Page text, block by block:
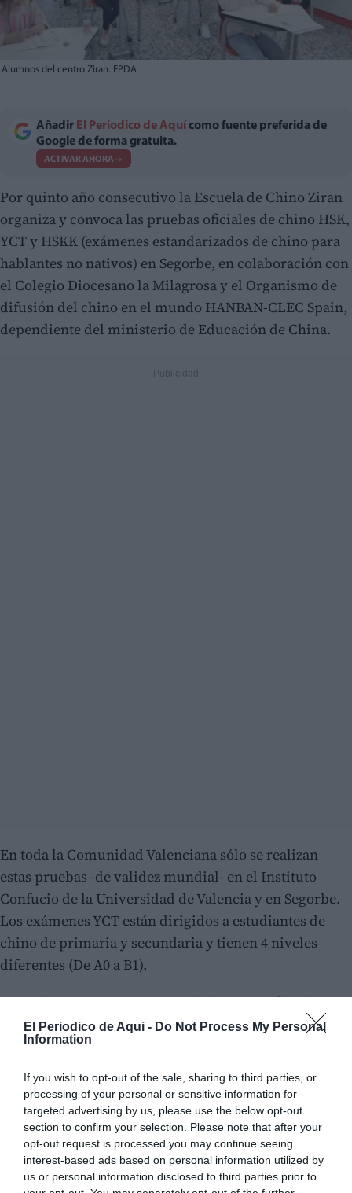
El Periodico de Aqui - Do Not Process My Personal
Information
If you wish to opt-out of the sale, sharing to third parties, or
processing of your personal or sensitive information for
targeted advertising by us, please use the below opt-out
section to confirm your selection. Please note that after your
opt-out request is processed you may continue seeing
interest-based ads based on personal information utilized by
us or personal information disclosed to third parties prior to
Alumnos del centro Ziran. EPDA
Añadir El Periodico de Aquí como fuente preferida de
Google de forma gratuita.
ACTIVAR AHORA
Por quinto año consecutivo la Escuela de Chino Ziran
organiza y convoca las pruebas oficiales de chino HSK,
YCT y HSKK (exámenes estandarizados de chino para
hablantes no nativos) en Segorbe, en colaboración con
el Colegio Diocesano la Milagrosa y el Organismo de
difusión del chino en el mundo HANBAN-CLEC Spain,
dependiente del ministerio de Educación de China.
En toda la Comunidad Valenciana sólo se realizan
estas pruebas -de validez mundial- en el Instituto
Confucio de la Universidad de Valencia y en Segorbe.
Los exámenes YCT están dirigidos a estudiantes de
chino de primaria y secundaria y tienen 4 niveles
diferentes (De A0 a B1).
Los exámenes HSK son para adultos y certifican las
destrezas de comprensión oral, comprensión escrita,
escritura y expresión oral en 6 niveles diferentes (de
A1 a C2). Las pruebas HSKK califican específicamente
la expresión oral en chino y tienen tres niveles
(básico, intermedio y avanzado)